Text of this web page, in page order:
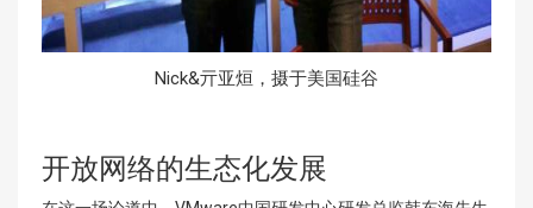
Nick&亓亚烜，摄于美国硅谷
开放网络的生态化发展